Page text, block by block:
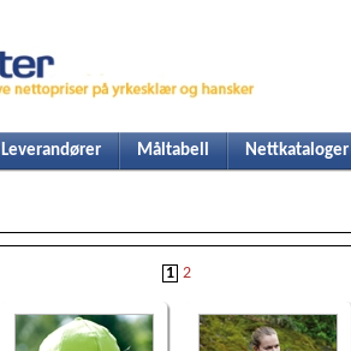
Leverandører Måltabell Nettkataloger
1 2